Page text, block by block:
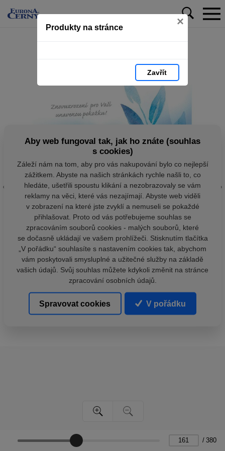
Produkty na stránce ×
Zavřít
/ 380
Aby web fungoval tak, jak ho znáte (souhlas
s cookies)
Záleží nám na tom, aby pro vás nakupování bylo co nejlepší
zážitkem. Abyste na našich stránkách rychle našli to, co
hledáte, ušetřili spoustu klikání a nezobrazovaly se vám
reklamy na věci, které vás nezajímají. Abyste web viděli
v zobrazení na které jste zvyklí a nemuseli se pokaždé
přihlašovat. Proto od vás potřebujeme souhlas se
zpracováním souborů cookies - malých souborů, které
se dočasně ukládají ve vašem prohlížeči. Stisknutím tlačítka
„V pořádku“ souhlasíte s nastavením cookies tak, abychom
vám poskytovali smysluplné a užitečné služby na základě
vašich údajů. Svůj souhlas můžete kdykoli změnit na stránce
zpracování osobních údajů.
Spravovat cookies V pořádku